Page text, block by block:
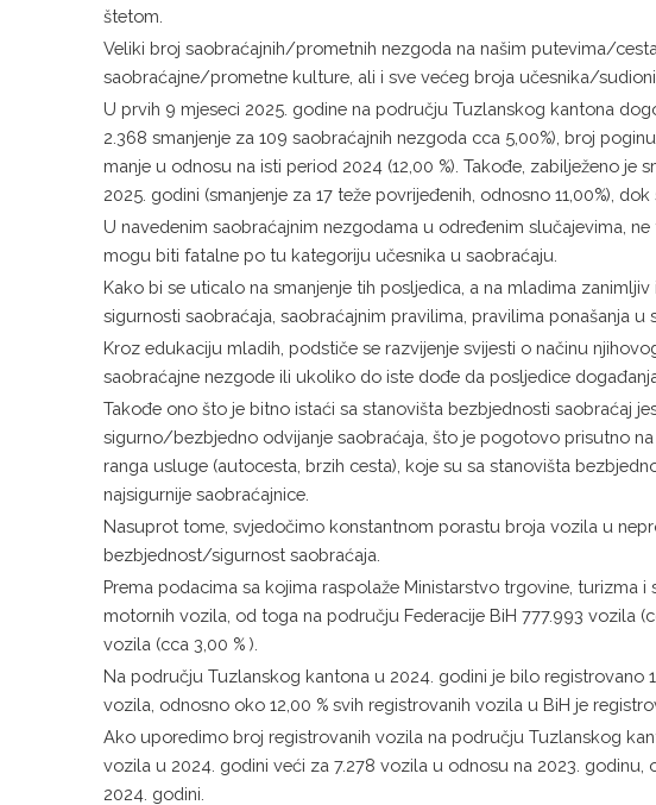
štetom.
Veliki broj saobraćajnih/prometnih nezgoda na našim putevima/
saobraćajne/prometne kulture, ali i sve većeg broja učesnika/
U prvih 9 mjeseci 2025. godine na području Tuzlanskog kantona
2.368 smanjenje za 109 saobraćajnih nezgoda cca 5,00%), broj
manje u odnosu na isti period 2024 (12,00 %). Takođe, zabilježeno
2025. godini (smanjenje za 17 teže povrijeđenih, odnosno 11,00%),
U navedenim saobraćajnim nezgodama u određenim slučajevima,
mogu biti fatalne po tu kategoriju učesnika u saobraćaju.
Kako bi se uticalo na smanjenje tih posljedica, a na mladima
sigurnosti saobraćaja, saobraćajnim pravilima, pravilima ponašanja
Kroz edukaciju mladih, podstiče se razvijenje svijesti o načinu
saobraćajne nezgode ili ukoliko do iste dođe da posljedice
Takođe ono što je bitno istaći sa stanovišta bezbjednosti saobraćaj
sigurno/bezbjedno odvijanje saobraćaja, što je pogotovo prisutno
ranga usluge (autocesta, brzih cesta), koje su sa stanovišta
najsigurnije saobraćajnice.
Nasuprot tome, svjedočimo konstantnom porastu broja vozila u
bezbjednost/sigurnost saobraćaja.
Prema podacima sa kojima raspolaže Ministarstvo trgovine, turizma
motornih vozila, od toga na području Federacije BiH 777.993 vozila
vozila (cca 3,00 % ).
Na području Tuzlanskog kantona u 2024. godini je bilo registrovano
vozila, odnosno oko 12,00 % svih registrovanih vozila u BiH je
Ako uporedimo broj registrovanih vozila na području Tuzlanskog
vozila u 2024. godini veći za 7.278 vozila u odnosu na 2023.
2024. godini.